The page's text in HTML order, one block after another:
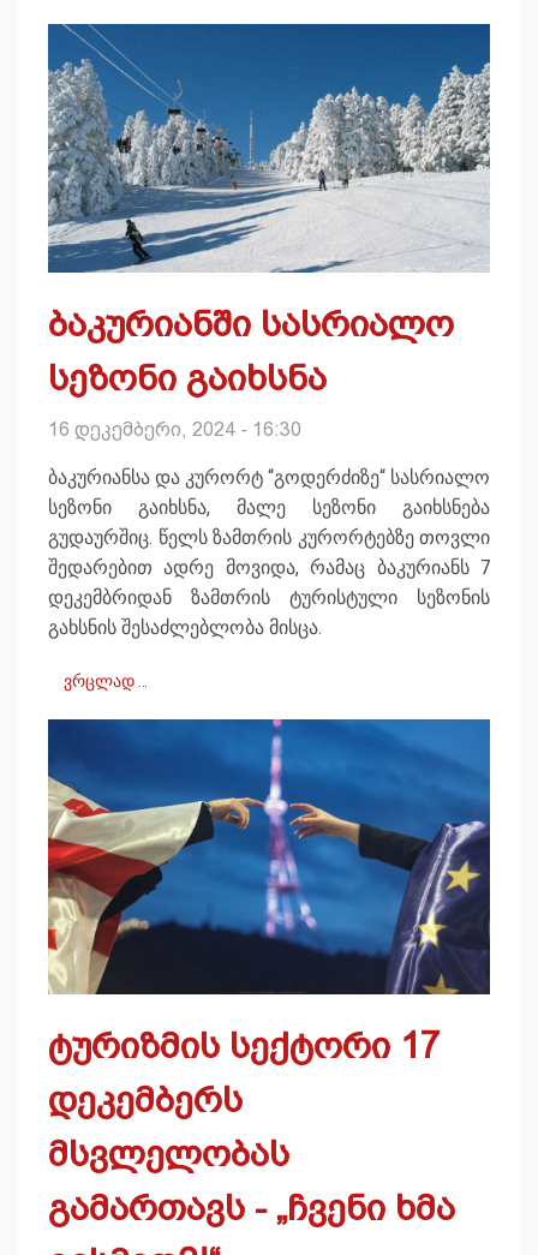
ბაკურიანში სასრიალო
სეზონი გაიხსნა
16 დეკემბერი, 2024 - 16:30
ბაკურიანსა და კურორტ “გოდერძიზე“ სასრიალო
სეზონი გაიხსნა, მალე სეზონი გაიხსნება
გუდაურშიც. წელს ზამთრის კურორტებზე თოვლი
შედარებით ადრე მოვიდა, რამაც ბაკურიანს 7
დეკემბრიდან ზამთრის ტურისტული სეზონის
გახსნის შესაძლებლობა მისცა.
ვრცლად …
ტურიზმის სექტორი 17
დეკემბერს
მსვლელობას
გამართავს - „ჩვენი ხმა